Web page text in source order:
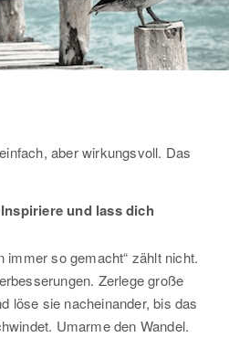
aber wirkungsvoll. Das
und lass dich
immer so gemacht“ zählt nicht.
Zerlege große
löse sie nacheinander, bis das
Umarme den Wandel.